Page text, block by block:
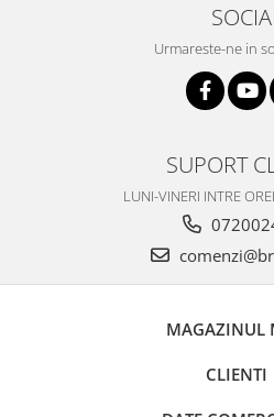
Urmareste-ne in
SUPORT
LUNI-VINERI INTRE
MAGAZINUL
CLIENTI